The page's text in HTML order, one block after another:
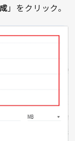
」をクリック。